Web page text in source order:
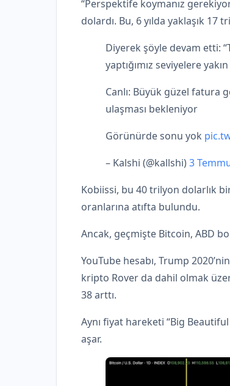
“Perspektife koymanız
dolardı. Bu, 6 yılda yaklaşık 17
Diyerek şöyle devam etti:
yaptığımız seviyelere
Canlı: Büyük güzel fatura
ulaşması bekleniyor
Görünürde sonu yok
– Kalshi (@kallshi)3
Kobiissi, bu 40 trilyon dolarlık
oranlarına atıfta bulundu.
Ancak, geçmişte Bitcoin, ABD
YouTube hesabı, Trump
kripto Rover da dahil olmak
38 arttı.
Aynı fiyat hareketi “Big
aşar.